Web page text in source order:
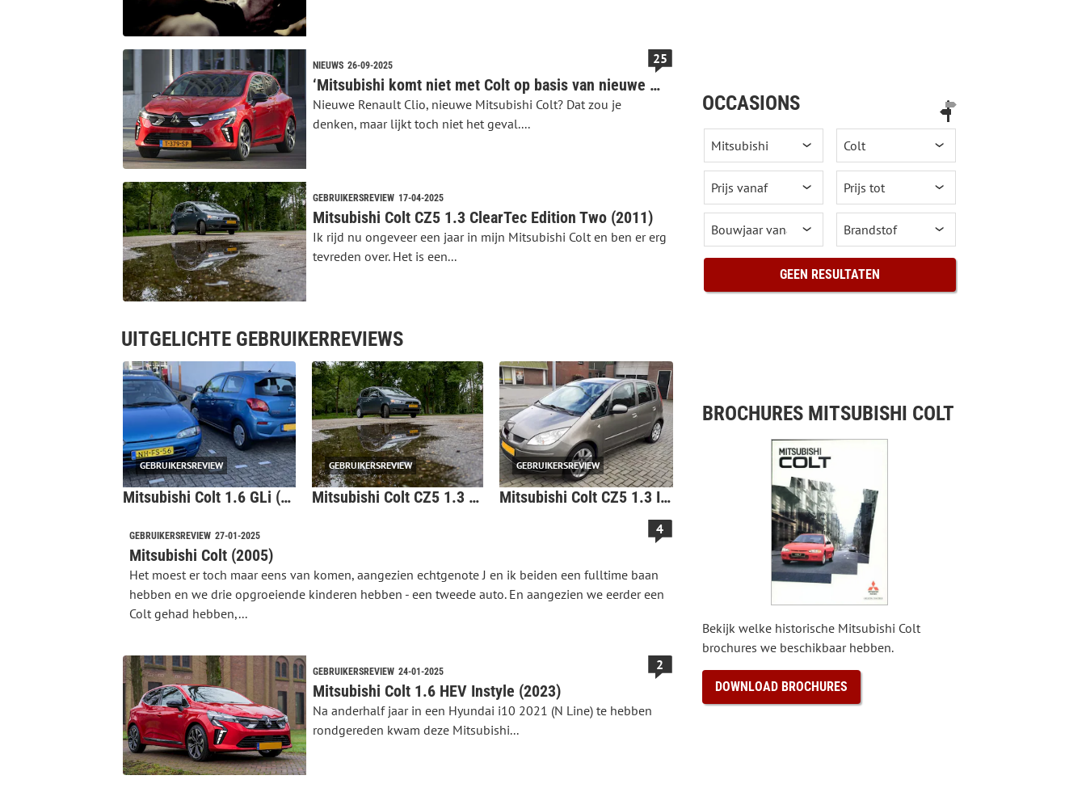
NIEUWS 26-09-2025
‘Mitsubishi komt niet met Colt op basis van nieuwe Clio’
Nieuwe Renault Clio, nieuwe Mitsubishi Colt? Dat zou je
denken, maar lijkt toch niet het geval....
25
GEBRUIKERSREVIEW 17-04-2025
Mitsubishi Colt CZ5 1.3 ClearTec Edition Two (2011)
Ik rijd nu ongeveer een jaar in mijn Mitsubishi Colt en ben er erg
tevreden over. Het is een...
UITGELICHTE GEBRUIKERREVIEWS
GEBRUIKERSREVIEW
Mitsubishi Colt 1.6 GLi (1995)
GEBRUIKERSREVIEW
Mitsubishi Colt CZ5 1.3 ClearTec Edition Two (2011)
GEBRUIKERSREVIEW
Mitsubishi Colt CZ5 1.3 Incharge+ (2008)
GEBRUIKERSREVIEW 27-01-2025
Mitsubishi Colt (2005)
Het moest er toch maar eens van komen, aangezien echtgenote J en ik beiden een fulltime baan
hebben en we drie opgroeiende kinderen hebben - een tweede auto. En aangezien we eerder een
Colt gehad hebben,...
4
GEBRUIKERSREVIEW 24-01-2025
Mitsubishi Colt 1.6 HEV Instyle (2023)
Na anderhalf jaar in een Hyundai i10 2021 (N Line) te hebben
rondgereden kwam deze Mitsubishi...
2
OCCASIONS
GEEN RESULTATEN
BROCHURES MITSUBISHI COLT
Bekijk welke historische Mitsubishi Colt
brochures we beschikbaar hebben.
DOWNLOAD BROCHURES